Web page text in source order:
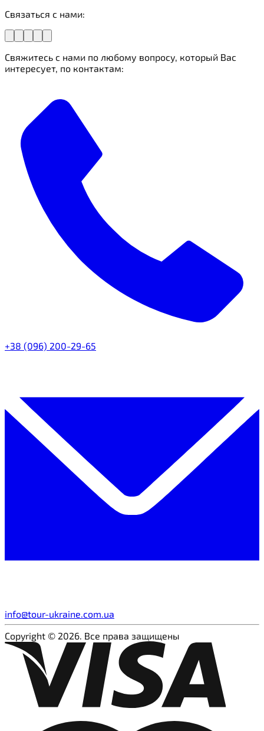
Связаться с нами:
Свяжитесь с нами по любому вопросу, который Вас
интересует, по контактам:
+38 (096) 200-29-65
info@tour-ukraine.com.ua
Copyright © 2026. Все права защищены